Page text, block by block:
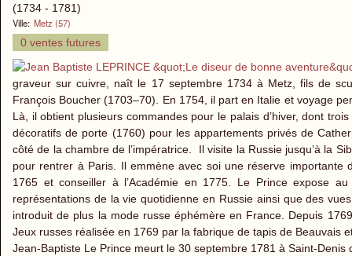
(1734 - 1781)
Ville: Metz (57)
0 ventes futures
graveur sur cuivre, naît le 17 septembre 1734 à Metz, fils de
François Boucher (1703–70). En 1754, il part en Italie et voyage
Là, il obtient plusieurs commandes pour le palais d’hiver, dont
décoratifs de porte (1760) pour les appartements privés de
côté de la chambre de l’impératrice. Il visite la Russie jusqu’à la
pour rentrer à Paris. Il emmène avec soi une réserve importante
1765 et conseiller à l’Académie en 1775. Le Prince expose
représentations de la vie quotidienne en Russie ainsi que des
introduit de plus la mode russe éphémère en France. Depuis
Jeux russes réalisée en 1769 par la fabrique de tapis de Beauvais
Jean-Baptiste Le Prince meurt le 30 septembre 1781 à Saint-Denis